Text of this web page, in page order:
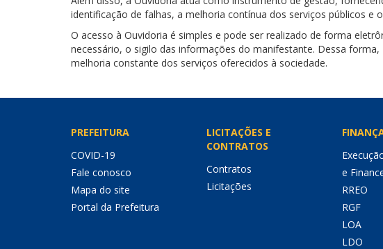
identificação de falhas, a melhoria contínua dos serviços públicos e
O acesso à Ouvidoria é simples e pode ser realizado de forma
necessário, o sigilo das informações do manifestante. Dessa
melhoria constante dos serviços oferecidos à sociedade.
PREFEITURA
COVID-19
Fale conosco
Mapa do site
Portal da Prefeitura
LICITAÇÕES E
CONTRATOS
Contratos
Licitações
e
RREO
RGF
LOA
LDO